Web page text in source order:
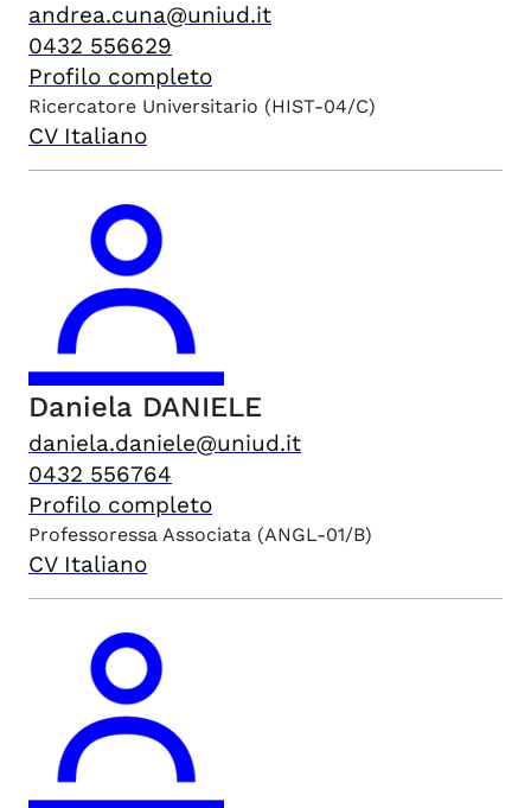
andrea.cuna@uniud.it
0432 556629
Profilo completo
Ricercatore Universitario (HIST-04/C)
CV Italiano
Daniela DANIELE
daniela.daniele@uniud.it
0432 556764
Profilo completo
Professoressa Associata (ANGL-01/B)
CV Italiano